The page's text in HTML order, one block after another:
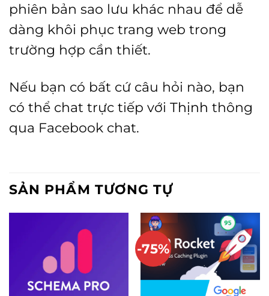
phiên bản sao lưu khác nhau để dễ
dàng khôi phục trang web trong
trường hợp cần thiết.
Nếu bạn có bất cứ câu hỏi nào, bạn
có thể chat trực tiếp với Thịnh thông
qua Facebook chat.
SẢN PHẨM TƯƠNG TỰ
-75%